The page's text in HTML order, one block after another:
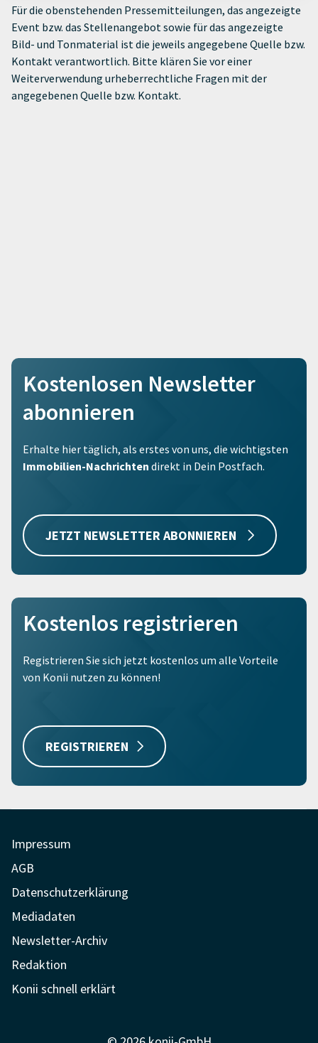
Für die obenstehenden Pressemitteilungen, das angezeigte
Event bzw. das Stellenangebot sowie für das angezeigte
Bild- und Tonmaterial ist die jeweils angegebene Quelle bzw.
Kontakt verantwortlich. Bitte klären Sie vor einer
Weiterverwendung urheberrechtliche Fragen mit der
angegebenen Quelle bzw. Kontakt.
Kostenlosen Newsletter
abonnieren
Erhalte hier täglich, als erstes von uns, die wichtigsten
Immobilien-Nachrichten direkt in Dein Postfach.
JETZT NEWSLETTER ABONNIEREN
Kostenlos registrieren
Registrieren Sie sich jetzt kostenlos um alle Vorteile
von Konii nutzen zu können!
REGISTRIEREN
Impressum
AGB
Datenschutzerklärung
Mediadaten
Newsletter-Archiv
Redaktion
Konii schnell erklärt